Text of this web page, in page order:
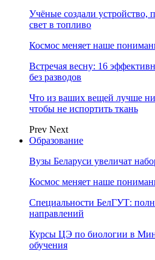
Учёные создали
свет в топливо
Космос меняет наше
Встречая весну: 16
без разводов
Что из ваших вещей лучше
чтобы не испортить ткань
Prev Next
Образование
Вузы Беларуси увеличат
Космос меняет наше
Специальности БелГУТ:
направлений
Курсы ЦЭ по биологии в
обучения